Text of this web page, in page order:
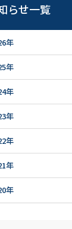
らせ一覧
年
年
年
年
年
年
年